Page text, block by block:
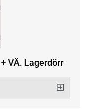
+ VÄ. Lagerdörr